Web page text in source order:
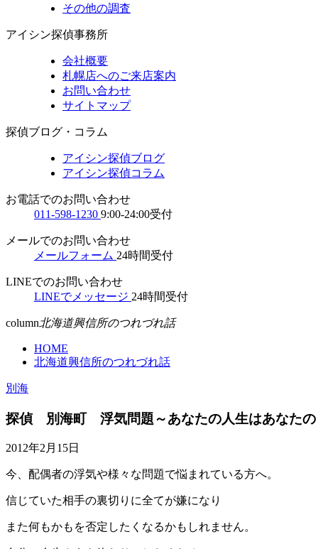
その他の調査
アイシン探偵事務所
会社概要
札幌店へのご来店案内
お問い合わせ
サイトマップ
探偵ブログ・コラム
アイシン探偵ブログ
アイシン探偵コラム
お電話でのお問い合わせ
011-598-1230 9:00-24:00受付
メールでのお問い合わせ
メールフォーム 24時間受付
LINEでのお問い合わせ
LINEでメッセージ 24時間受付
column北海道興信所のつれづれ話
HOME
北海道興信所のつれづれ話
別海
探偵 別海町 浮気問題～あなたの人生はあなたの
2012年2月15日
今、配偶者の浮気や様々な問題で悩まれている方へ。
信じていた相手の裏切りに全てが嫌になり
また何もかもを否定したくなるかもしれません。